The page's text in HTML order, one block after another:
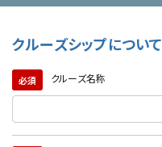
クルーズシップについて
必須 クルーズ名称